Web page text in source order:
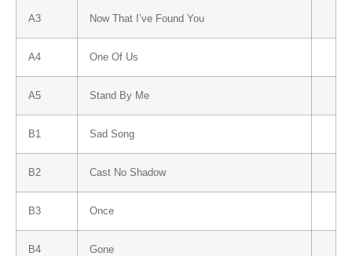
A3 Now That I’ve Found You
A4 One Of Us
A5 Stand By Me
B1 Sad Song
B2 Cast No Shadow
B3 Once
B4 Gone